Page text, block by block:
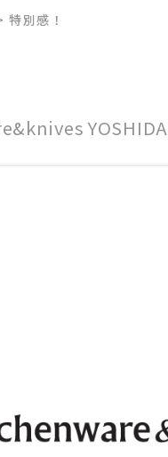
特別感！
YOSHIDA